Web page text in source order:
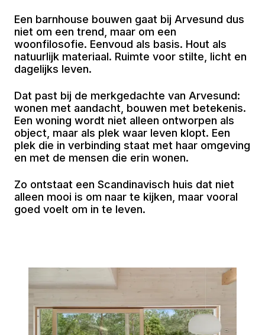
Een barnhouse bouwen gaat bij Arvesund dus
niet om een trend, maar om een
woonfilosofie. Eenvoud als basis. Hout als
natuurlijk materiaal. Ruimte voor stilte, licht en
dagelijks leven.
Dat past bij de merkgedachte van Arvesund:
wonen met aandacht, bouwen met betekenis.
Een woning wordt niet alleen ontworpen als
object, maar als plek waar leven klopt. Een
plek die in verbinding staat met haar omgeving
en met de mensen die erin wonen.
Zo ontstaat een Scandinavisch huis dat niet
alleen mooi is om naar te kijken, maar vooral
goed voelt om in te leven.